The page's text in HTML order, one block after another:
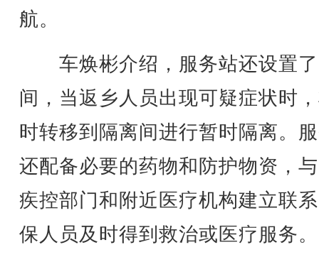
航。
车焕彬介绍，服务站还设置
间，当返乡人员出现可疑症状时
时转移到隔离间进行暂时隔离。
还配备必要的药物和防护物资，
疾控部门和附近医疗机构建立联
保人员及时得到救治或医疗服务。